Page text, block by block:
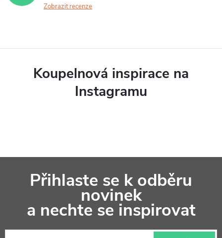
Zobrazit recenze
Koupelnová inspirace na
Instagramu
a
Přihlaste se k odběru
novinek
a nechte se inspirovat